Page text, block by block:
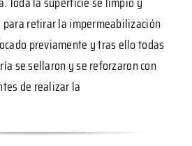
para retirar la impermeabilización
previamente y tras ello todas
se sellaron y se reforzaron con
de realizar la